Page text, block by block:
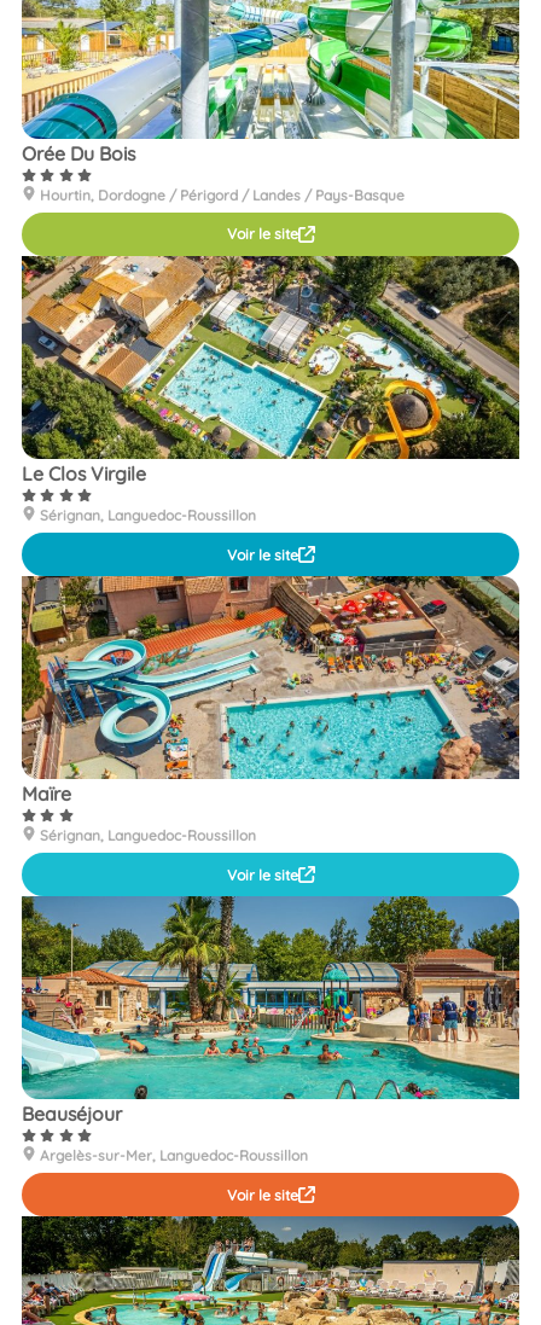
Orée Du Bois
Hourtin, Dordogne / Périgord / Landes / Pays-Basque
Voir le site
Le Clos Virgile
Sérignan, Languedoc-Roussillon
Voir le site
Maïre
Sérignan, Languedoc-Roussillon
Voir le site
Beauséjour
Argelès-sur-Mer, Languedoc-Roussillon
Voir le site